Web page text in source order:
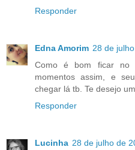
Responder
Edna Amorim 28 de
Como é bom ficar no
momentos assim, e
chegar lá tb. Te desejo
Responder
Lucinha 28 de julho de